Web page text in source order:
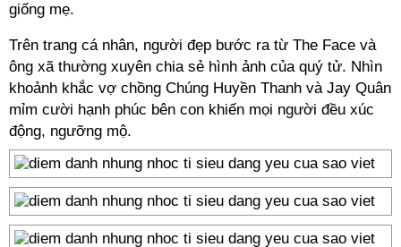
giống mẹ.
Trên trang cá nhân, người đẹp bước ra từ The Face và
ông xã thường xuyên chia sẻ hình ảnh của quý tử. Nhìn
khoảnh khắc vợ chồng Chúng Huyền Thanh và Jay Quân
mỉm cười hạnh phúc bên con khiến mọi người đều xúc
động, ngưỡng mộ.